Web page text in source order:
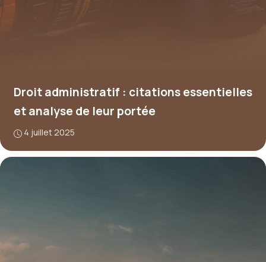
Droit administratif : citations essentielles
et analyse de leur portée
4 juillet 2025